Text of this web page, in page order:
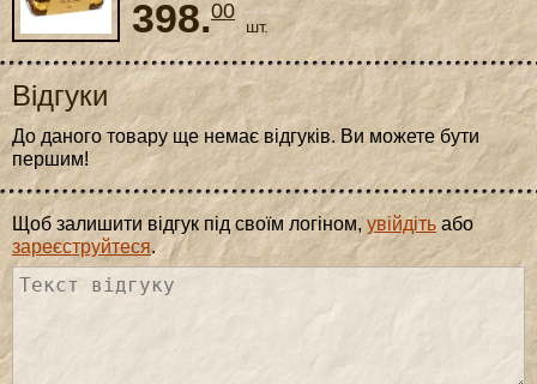
398.00
шт.
Відгуки
До даного товару ще немає відгуків. Ви можете бути
першим!
Щоб залишити відгук під своїм логіном, увійдіть або
зареєструйтеся.